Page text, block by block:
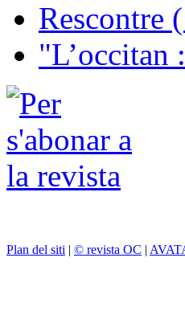
Rescontre
"L’occitan
Plan del siti | © revista OC |